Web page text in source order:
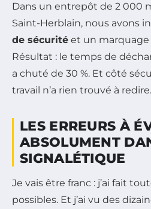
Dans un entrepôt de 2 000
Saint-Herblain, nous avons
de sécurité et un marquage
Résultat : le temps de
a chuté de 30 %. Et côté
travail n’a rien trouvé à redire.
LES ERREURS À
ABSOLUMENT
SIGNALÉTIQUE
Je vais être franc : j’ai fait
possibles. Et j’ai vu des